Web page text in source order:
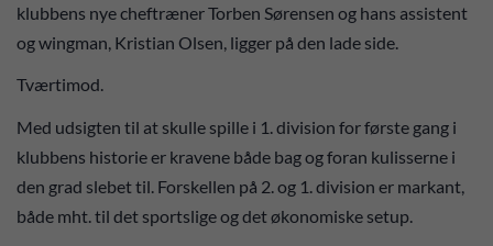
klubbens nye cheftræner Torben Sørensen og hans assistent
og wingman, Kristian Olsen, ligger på den lade side.
Tværtimod.
Med udsigten til at skulle spille i 1. division for første gang i
klubbens historie er kravene både bag og foran kulisserne i
den grad slebet til. Forskellen på 2. og 1. division er markant,
både mht. til det sportslige og det økonomiske setup.